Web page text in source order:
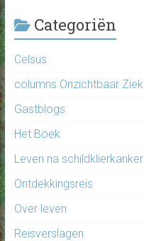
Categoriën
Celsus
columns Onzichtbaar Ziek
Gastblogs
Het Boek
Leven na schildklierkanker
Ontdekkingsreis
Over leven
Reisverslagen